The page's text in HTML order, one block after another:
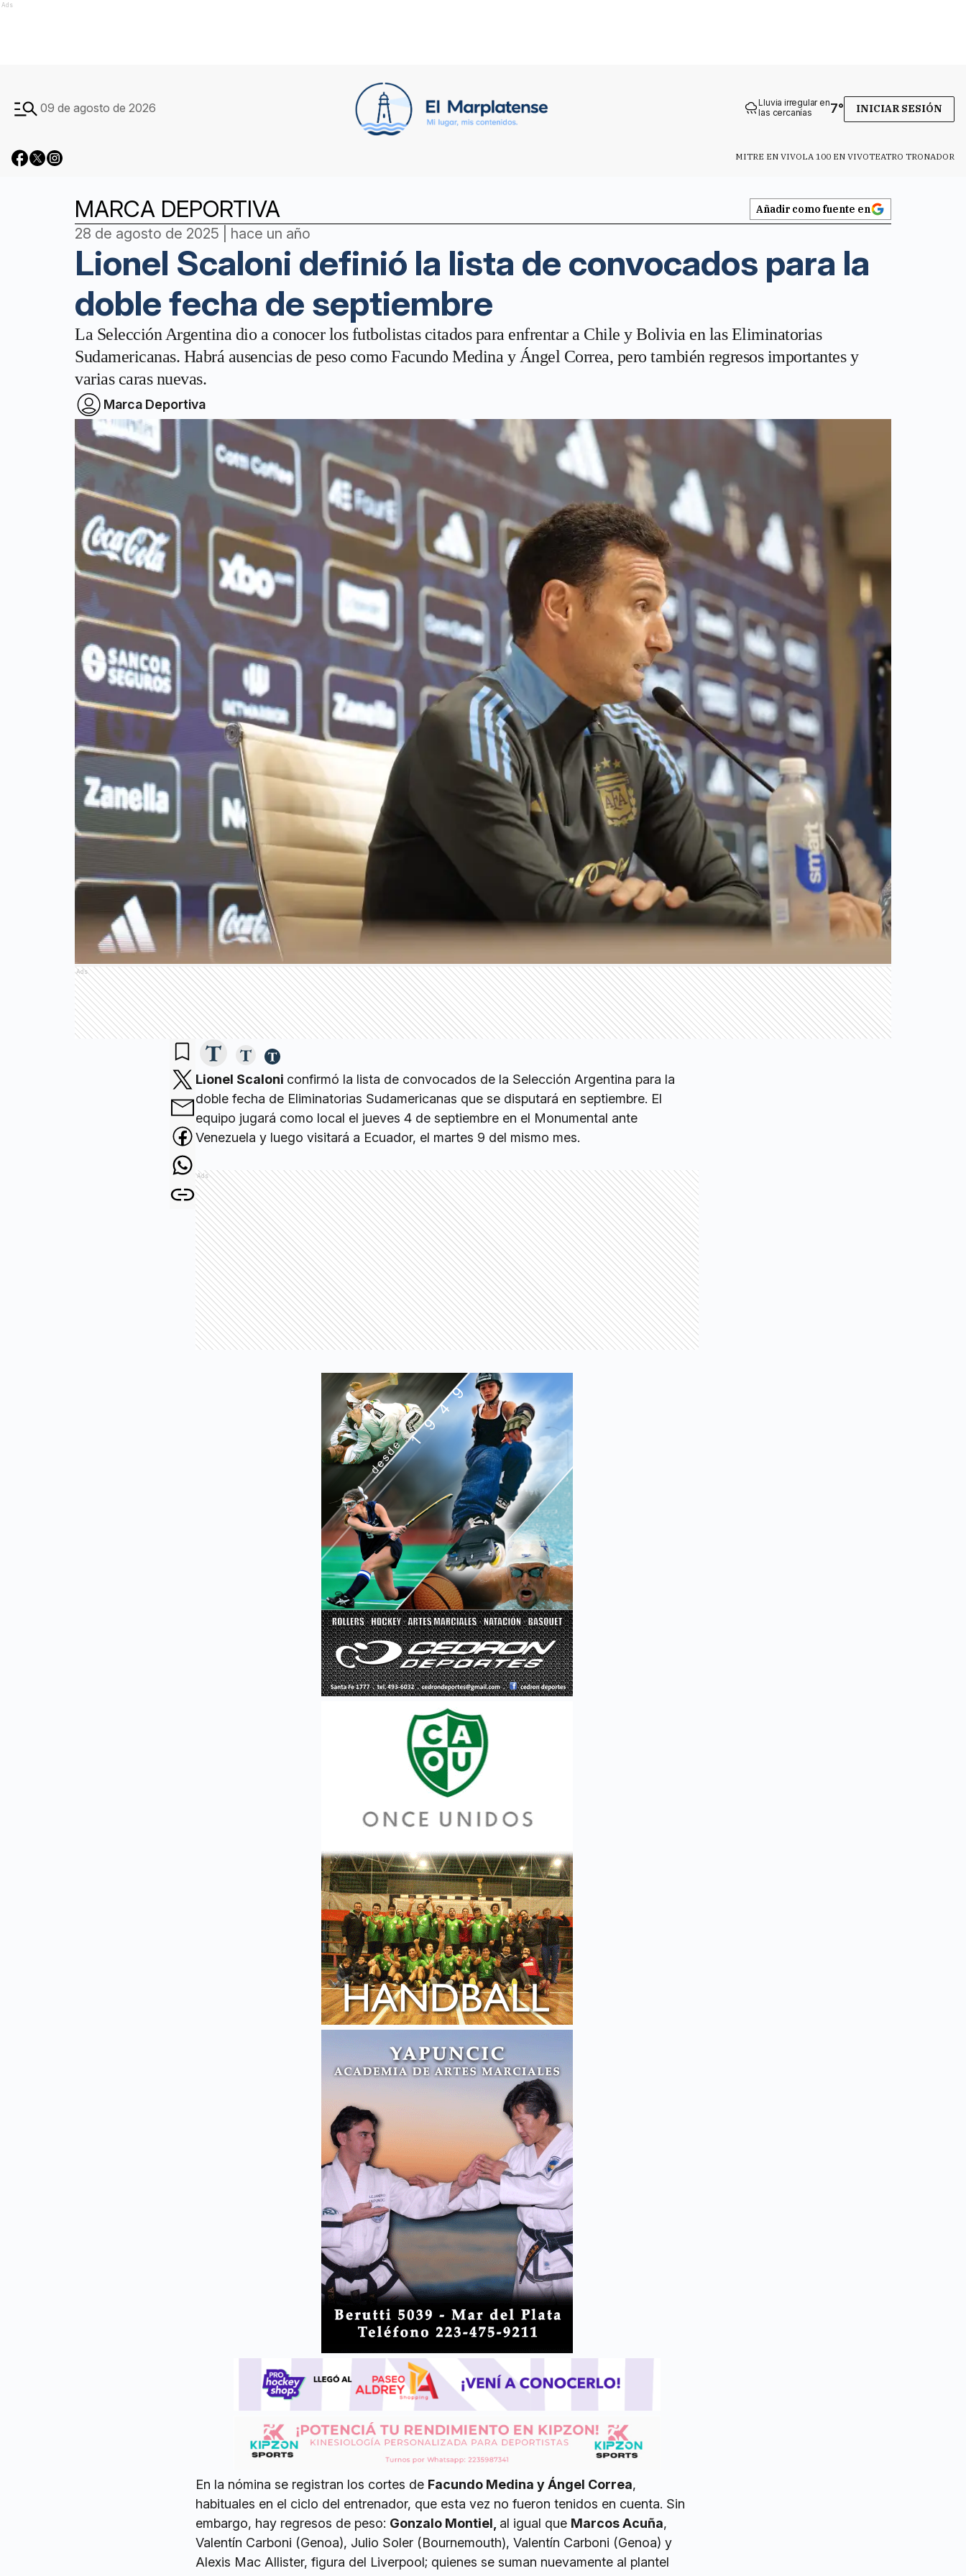
Ads
09 de agosto de 2026
Lluvia irregular en
las cercanías
7° INICIAR SESIÓN
MITRE EN VIVOLA 100 EN VIVOTEATRO TRONADOR
MARCA DEPORTIVA Añadir como fuente en
28 de agosto de 2025 | hace un año
Lionel Scaloni definió la lista de convocados para la
doble fecha de septiembre
La Selección Argentina dio a conocer los futbolistas citados para enfrentar a Chile y Bolivia en las Eliminatorias
Sudamericanas. Habrá ausencias de peso como Facundo Medina y Ángel Correa, pero también regresos importantes y
varias caras nuevas.
Marca Deportiva
Ads
Lionel Scaloni confirmó la lista de convocados de la Selección Argentina para la
doble fecha de Eliminatorias Sudamericanas que se disputará en septiembre. El
equipo jugará como local el jueves 4 de septiembre en el Monumental ante
Venezuela y luego visitará a Ecuador, el martes 9 del mismo mes.
Ads
En la nómina se registran los cortes de Facundo Medina y Ángel Correa,
habituales en el ciclo del entrenador, que esta vez no fueron tenidos en cuenta. Sin
embargo, hay regresos de peso: Gonzalo Montiel, al igual que Marcos Acuña,
Valentín Carboni (Genoa), Julio Soler (Bournemouth), Valentín Carboni (Genoa) y
Alexis Mac Allister, figura del Liverpool; quienes se suman nuevamente al plantel